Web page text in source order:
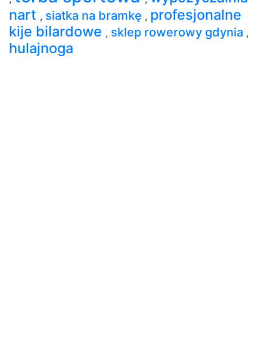
nart , siatka na bramkę , profesjonalne
kije bilardowe , sklep rowerowy gdynia ,
hulajnoga